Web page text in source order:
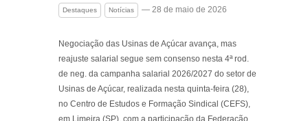
Destaques Notícias — 28 de maio de 2026
Negociação das Usinas de Açúcar avança, mas
reajuste salarial segue sem consenso nesta 4ª rod.
de neg. da campanha salarial 2026/2027 do setor de
Usinas de Açúcar, realizada nesta quinta-feira (28),
no Centro de Estudos e Formação Sindical (CEFS),
em Limeira (SP), com a participação da Federação